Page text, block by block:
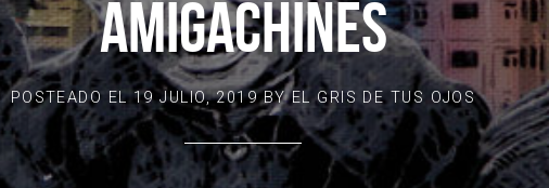
AMIGACHINES
POSTEADO EL19 JULIO, 2019BYEL GRIS DE TUS OJOS